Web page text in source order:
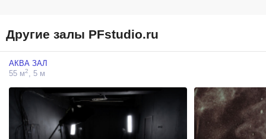
Другие залы PFstudio.ru
АКВА ЗАЛ
55 м2, 5 м